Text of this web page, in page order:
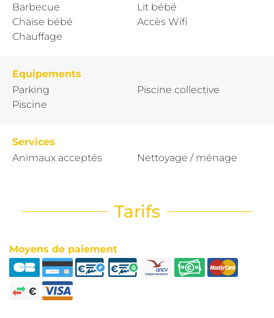
Barbecue
Chaise bébé
Chauffage
Lit bébé
Accès Wifi
Equipements
Parking
Piscine
Piscine collective
Services
Animaux acceptés
Nettoyage / ménage
Tarifs
Moyens de paiement